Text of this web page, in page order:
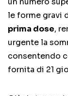
le forme gravi
prima dose,
urgente la
consentendo
fornita di 21